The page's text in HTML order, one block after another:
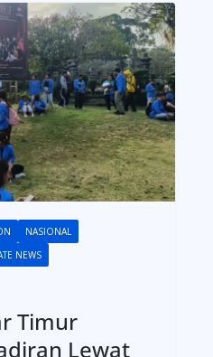
NASIONAL
NEWS
Timur
Lewat